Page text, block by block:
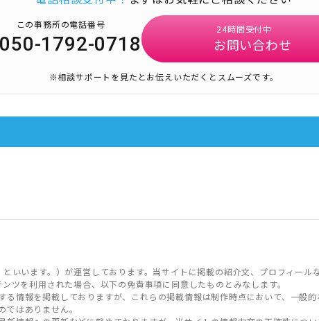
この事務所の電話番号
050-1792-0718
24時間受付中
お問い合わせ
※相談サポートを見たとお伝えいただくとスムーズです。
いいます。）が運営しております。当サイトに掲載の紹介文、プロフィール
ツを利用された場合、以下の免責事項に同意したものとみなします。
る情報を掲載しておりますが、これらの掲載情報は制作時点において、一般
はありません。